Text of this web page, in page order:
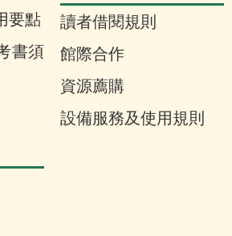
要點
書須
讀者借閱規則
館際合作
資源薦購
設備服務及使用規則